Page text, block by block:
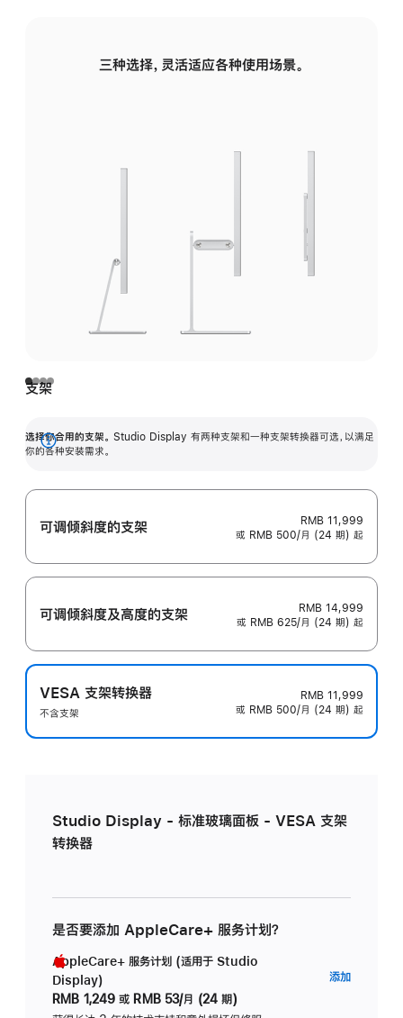
三种选择，灵活适应各种使用场景。
支架
选择你合用的支架。 Studio Display 有两种支架和一种支架转换器可选，以满足
你的各种安装需求。
展
可调倾斜度的支架
RMB 11,999
或 RMB 500/月 (24 期) 起
可调倾斜度及高‍度的支‍架
RMB 14,999
或 RMB 625/月 (24 期) 起
VESA 支架转换器
不含支架
RMB 11,999
或 RMB 500/月 (24 期) 起
Studio Display - 标准玻璃面板 - VESA 支架
转换器
是否要添加 AppleCare+ 服务计划？
AppleCare+ 服务计划 (适用于 Studio
Display)
RMB 1,249 或 RMB 53/月 (24 期)
添加